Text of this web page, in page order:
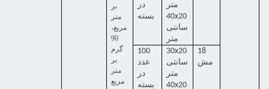
بر
متر
مربع،
90
گرم
بر
متر
مربع
متر
40x20
سانتی
متر
در
بسته
18
مش
30x20
سانتی
متر
40x20
100
عدد
در
بسته